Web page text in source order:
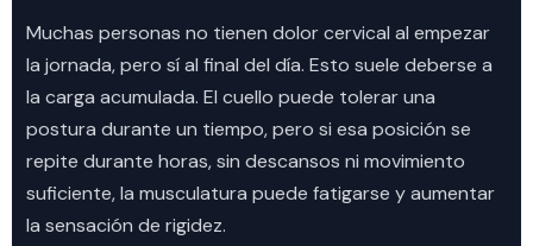
Muchas personas no tienen dolor cervical al empezar
la jornada, pero sí al final del día. Esto suele deberse a
la carga acumulada. El cuello puede tolerar una
postura durante un tiempo, pero si esa posición se
repite durante horas, sin descansos ni movimiento
suficiente, la musculatura puede fatigarse y aumentar
la sensación de rigidez.